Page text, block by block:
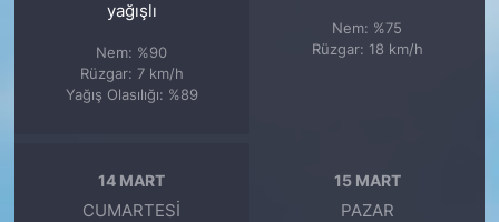
yağışlı
Nem: %90
Rüzgar: 7 km/h
Yağış Olasılığı: %89
Nem: %75
Rüzgar: 18 km/h
14 MART
CUMARTESI
15 MART
PAZAR